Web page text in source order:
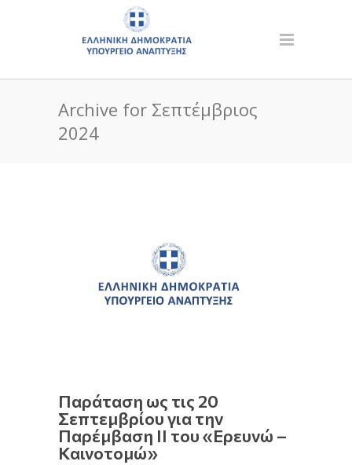
Archive for Σεπτέμβριος
2024
Παράταση ως τις 20
Σεπτεμβρίου για την
Παρέμβαση ΙΙ του «Ερευνώ –
Καινοτομώ»